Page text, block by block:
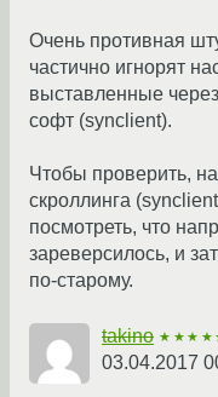
Очень противная
частично игнорят
выставленные
софт (synclient).
Чтобы проверить,
скроллинга
посмотреть, что
зареверсилось, и
по-старому.
takino
03.04.2017